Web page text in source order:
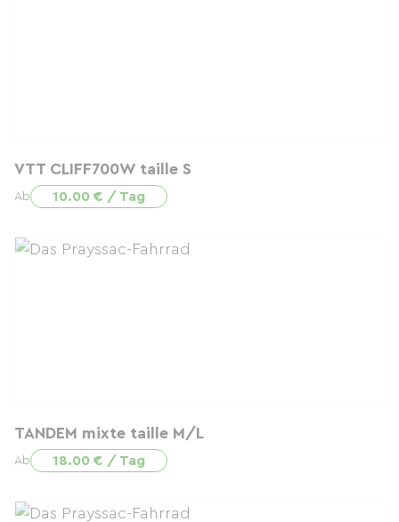
VTT CLIFF700W taille S
Ab 10.00 € / Tag
TANDEM mixte taille M/L
Ab 18.00 € / Tag